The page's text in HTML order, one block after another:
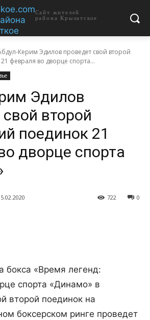
Сайт жителей
района Крылатское
Керим Эдилов проведет свой второй
февраля во дворце спорта...
Эдилов
второй
поединок 21
дворце спорта
0
722
бокса «Время легенд:
спорта «Динамо» в
второй поединок на
боксерском ринге проведет